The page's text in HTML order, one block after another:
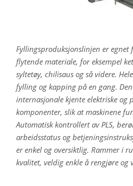
Fyllingsproduksjonslinjen er egnet
flytende materiale, for eksempel
syltetøy, chilisaus og så videre.
fylling og kapping på en gang.
internasjonale kjente elektriske og
komponenter, slik at maskinene
Automatisk kontrollert av PLS,
arbeidsstatus og
er enkel og oversiktlig. Rammer i
kvalitet, veldig enkle å rengjøre og